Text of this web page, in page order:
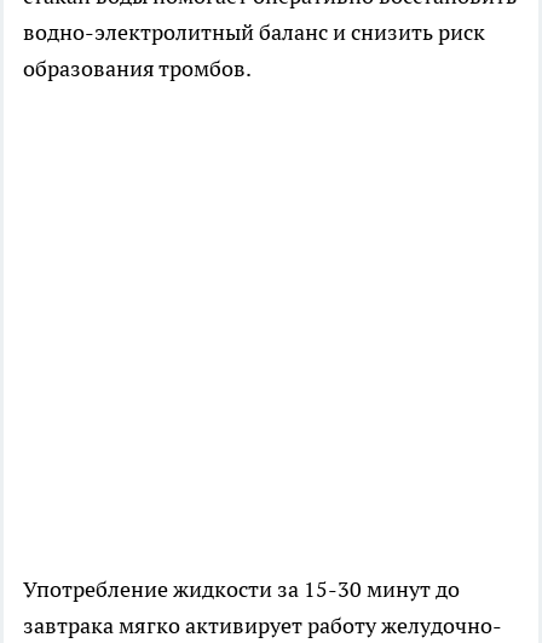
водно-электролитный баланс и снизить риск
образования тромбов.
Употребление жидкости за 15-30 минут до
завтрака мягко активирует работу желудочно-